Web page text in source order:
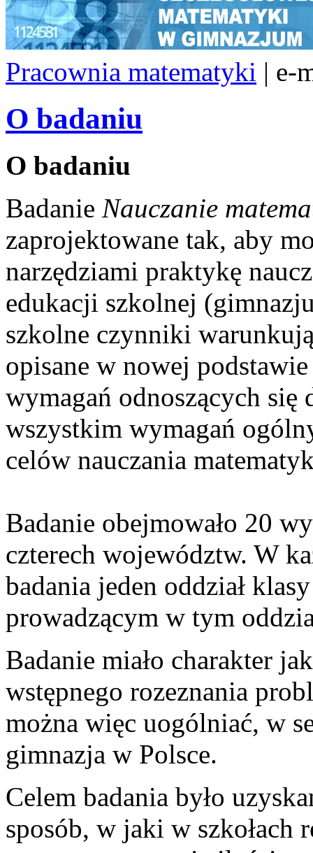
Pracownia matematyki | e-
O badaniu
O badaniu
Badanie Nauczanie
zaprojektowane tak, aby
narzędziami praktykę
edukacji szkolnej
szkolne czynniki
opisane w nowej
wymagań odnoszących się
wszystkim wymagań
celów nauczania
Badanie obejmowało 20
czterech województw. W
badania jeden oddział
prowadzącym w tym
Badanie miało charakter
wstępnego rozeznania
można więc uogólniać, w
gimnazja w Polsce.
Celem badania było
sposób, w jaki w szkołach